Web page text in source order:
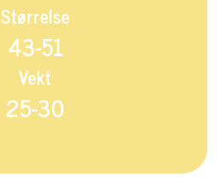
Størrelse
43-51
Vekt
25-30